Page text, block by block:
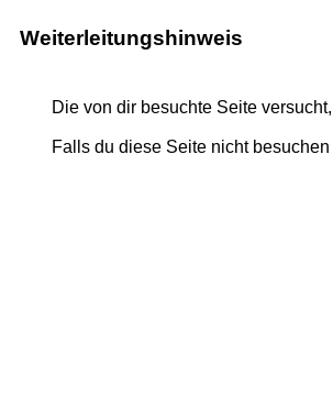
Weiterleitungshinweis
Die von dir besuchte Seite
Falls du diese Seite nicht